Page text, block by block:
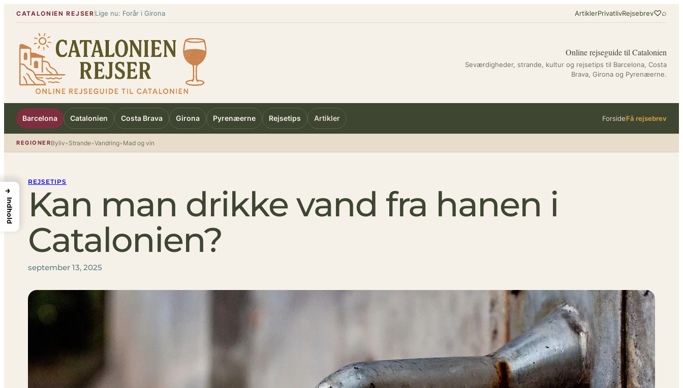
Spring
indhold
CATALONIEN REJSER Lige nu: Forår i Girona ArtiklerPrivatlivRejsebrev♡⌕
Online rejseguide til Catalonien
Seværdigheder, strande, kultur og rejsetips til Barcelona, Costa
Brava, Girona og Pyrenæerne.
Barcelona Catalonien Costa Brava Girona Pyrenæerne Rejsetips Artikler ForsideFå rejsebrev
REGIONERByliv• Strande•Vandring• Mad og vin
REJSETIPS
Kan man drikke vand fra hanen i
Catalonien?
september 13, 2025
→
Indhold